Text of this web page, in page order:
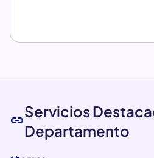
link
Servicios
Departamento